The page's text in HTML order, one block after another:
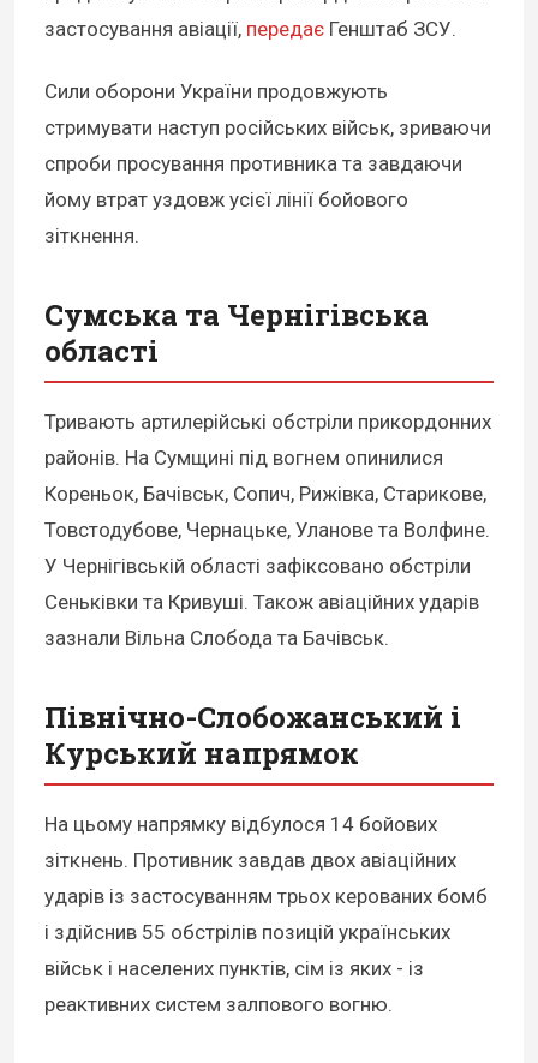
застосування авіації, передає Генштаб ЗСУ.
Сили оборони України продовжують
стримувати наступ російських військ, зриваючи
спроби просування противника та завдаючи
йому втрат уздовж усієї лінії бойового
зіткнення.
Сумська та Чернігівська
області
Тривають артилерійські обстріли прикордонних
районів. На Сумщині під вогнем опинилися
Кореньок, Бачівськ, Сопич, Рижівка, Старикове,
Товстодубове, Чернацьке, Уланове та Волфине.
У Чернігівській області зафіксовано обстріли
Сеньківки та Кривуші. Також авіаційних ударів
зазнали Вільна Слобода та Бачівськ.
Північно-Слобожанський і
Курський напрямок
На цьому напрямку відбулося 14 бойових
зіткнень. Противник завдав двох авіаційних
ударів із застосуванням трьох керованих бомб
і здійснив 55 обстрілів позицій українських
військ і населених пунктів, сім із яких - із
реактивних систем залпового вогню.